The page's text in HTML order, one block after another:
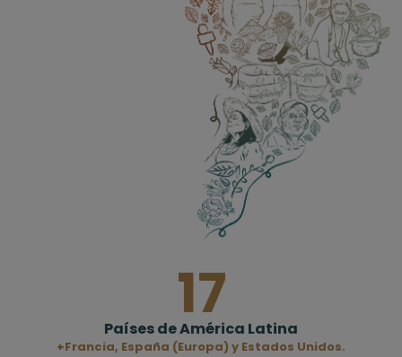
17
Países de América Latina
+Francia, España (Europa) y Estados Unidos.